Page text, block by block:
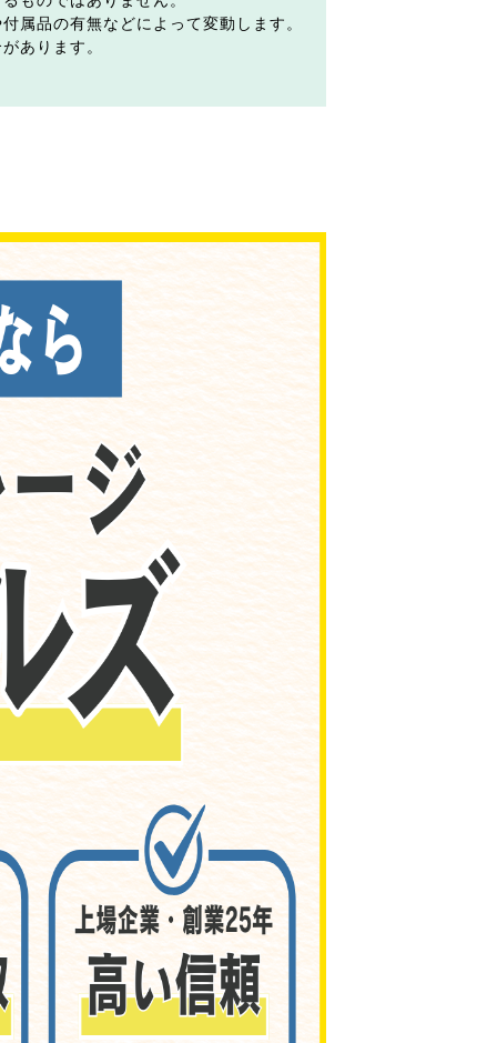
属品の有無などによって変動します。
あります。